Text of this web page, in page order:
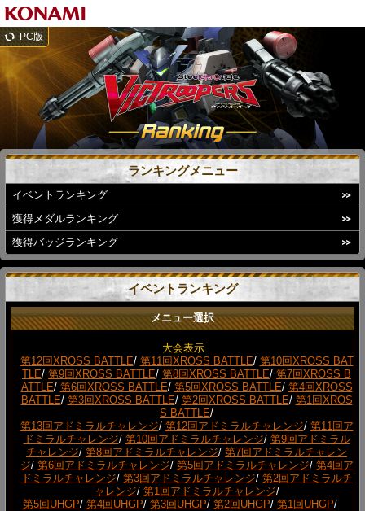
PC版
ランキングメニュー
イベントランキング
獲得メダルランキング
獲得バッジランキング
イベントランキング
メニュー選択
大会表示
第12回XROSS BATTLE/ 第11回XROSS BATTLE/ 第10回XROSS BAT
TLE/ 第9回XROSS BATTLE/ 第8回XROSS BATTLE/ 第7回XROSS B
ATTLE/ 第6回XROSS BATTLE/ 第5回XROSS BATTLE/ 第4回XROSS
BATTLE/ 第3回XROSS BATTLE/ 第2回XROSS BATTLE/ 第1回XROS
S BATTLE/
第13回アドミラルチャレンジ/ 第12回アドミラルチャレンジ/ 第11回ア
ドミラルチャレンジ/ 第10回アドミラルチャレンジ/ 第9回アドミラル
チャレンジ/ 第8回アドミラルチャレンジ/ 第7回アドミラルチャレン
ジ/ 第6回アドミラルチャレンジ/ 第5回アドミラルチャレンジ/ 第4回ア
ドミラルチャレンジ/ 第3回アドミラルチャレンジ/ 第2回アドミラルチ
ャレンジ/ 第1回アドミラルチャレンジ/
第5回UHGP/ 第4回UHGP/ 第3回UHGP/ 第2回UHGP/ 第1回UHGP/